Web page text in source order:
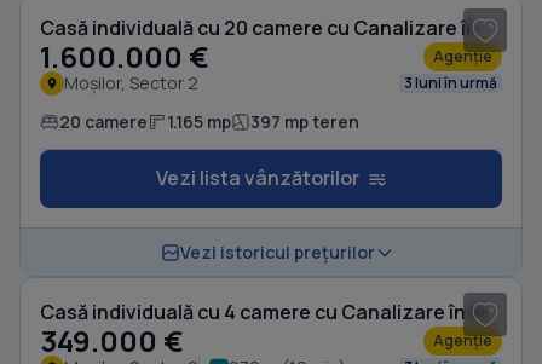
Casă individuală cu 20 camere cu Canalizare în Moșilor
1.600.000 € Agenție
Moșilor, Sector 2 3 luni în urmă
20 camere 1.165 mp 397 mp teren
Vezi lista vânzătorilor
Vezi istoricul prețurilor
Casă individuală cu 4 camere cu Canalizare în Moșilor
349.000 € Agenție